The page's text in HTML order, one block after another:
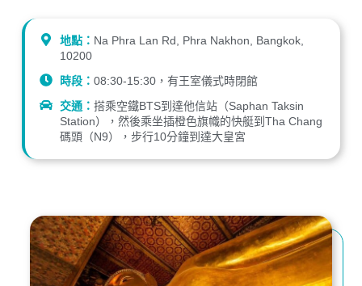
地點： Na Phra Lan Rd, Phra Nakhon, Bangkok,
10200
時段：08:30-15:30，有王室儀式時閉館
交通：搭乘空鐵BTS到達他信站（Saphan Taksin
Station），然後乘坐插橙色旗幟的快艇到Tha Chang
碼頭（N9），步行10分鐘到達大皇宮